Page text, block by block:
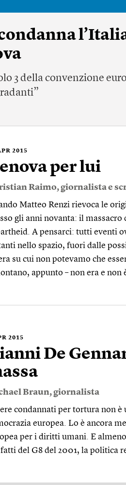
3 della convenzione
2015
per lui
Raimo, giornalista e
Matteo Renzi rievoca le
gli anni novanta: il
A pensarci: tutti eventi
nello spazio, fuori dalle
su cui non potevamo che
appunto – non era e non
2015
De
Braun, giornalista
condannati per tortura non
europea. Lo è ancora
per i diritti umani. E
del G8 del 2001, la politica